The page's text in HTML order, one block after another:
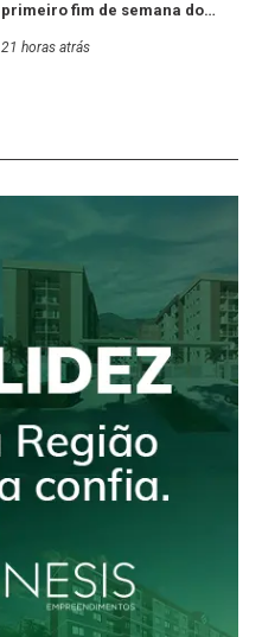
primeiro fim de semana do
21 horas atrás